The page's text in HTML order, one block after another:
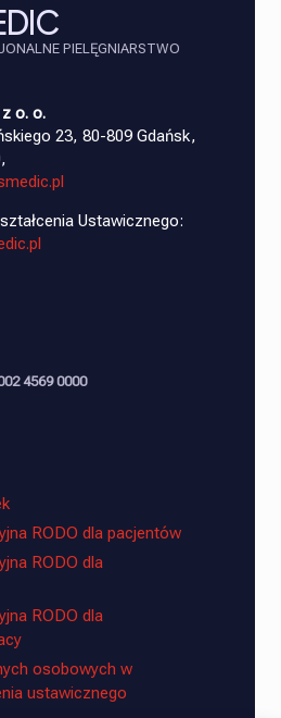
PIELĘGNIARSTWO
o. o.
23, 80-809 Gdańsk,
Ustawicznego:
4569 0000
RODO dla pacjentów
RODO dla
RODO dla
osobowych w
ustawicznego